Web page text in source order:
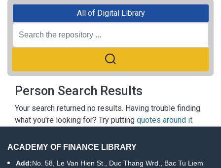
All of Digital Library
Person Search Results
Your search returned no results. Having trouble finding
what you're looking for? Try putting quotes around it
ACADEMY OF FINANCE LIBRARY
Add:No. 58, Le Van Hien St., Duc Thang Wrd., Bac Tu Liem